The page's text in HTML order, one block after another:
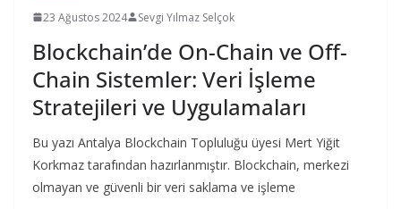
23 Ağustos 2024 Sevgi Yılmaz Selçok
Blockchain’de On-Chain ve Off-
Chain Sistemler: Veri İşleme
Stratejileri ve Uygulamaları
Bu yazı Antalya Blockchain Topluluğu üyesi Mert Yiğit
Korkmaz tarafından hazırlanmıştır. Blockchain, merkezi
olmayan ve güvenli bir veri saklama ve işleme